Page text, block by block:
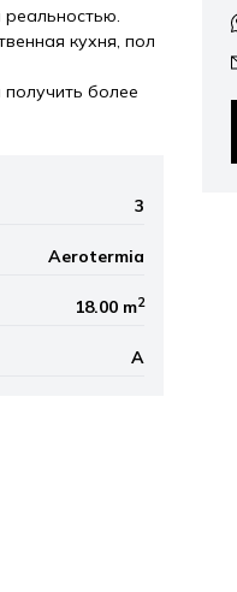
кухня, пол
более
3
Aerotermia
18.00 m2
A